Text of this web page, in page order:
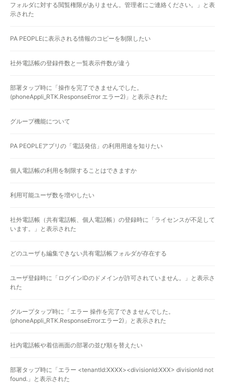
フォルダに対する閲覧権限がありません。管理者にご連絡ください。」と表
示された
PA PEOPLEに表示される情報のコピーを制限したい
社外電話帳の登録件数と一覧表示件数が違う
部署タップ時に「操作を完了できませんでした。
(phoneAppli_RTK.ResponseError エラー2)」と表示された
グループ機能について
PA PEOPLEアプリの「電話発信」の利用用途を知りたい
個人電話帳の利用を制限することはできますか
利用可能ユーザ数を増やしたい
社外電話帳（共有電話帳、個人電話帳）の登録時に「ライセンスが不足して
います。」と表示された
どのユーザも編集できない共有電話帳フォルダが存在する
ユーザ登録時に「ログインIDのドメインが許可されていません。」と表示さ
れた
グループタップ時に「エラー 操作を完了できませんでした。
(phoneAppli_RTK.ResponseErrorエラー2)」と表示された
社内電話帳や着信画面の部署の並び順を替えたい
部署タップ時に「エラー <tenantId:XXXX><divisionId:XXX> divisionId not
found.」と表示された